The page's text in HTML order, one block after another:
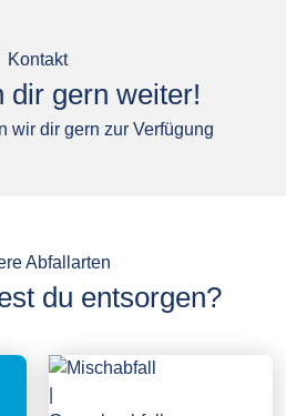
Kontakt
dir gern weiter!
wir dir gern zur Verfügung
Abfallarten
du entsorgen?